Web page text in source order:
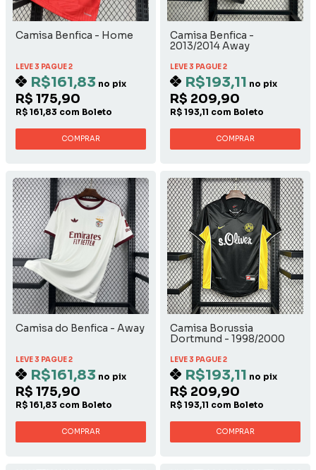
Camisa Benfica - Home
LEVE 3 PAGUE 2
R$161,83 no pix
R$ 175,90
R$ 161,83 com Boleto
COMPRAR
Camisa Benfica -
2013/2014 Away
LEVE 3 PAGUE 2
R$193,11 no pix
R$ 209,90
R$ 193,11 com Boleto
COMPRAR
Camisa do Benfica - Away
LEVE 3 PAGUE 2
R$161,83 no pix
R$ 175,90
R$ 161,83 com Boleto
COMPRAR
Camisa Borussia
Dortmund - 1998/2000
LEVE 3 PAGUE 2
R$193,11 no pix
R$ 209,90
R$ 193,11 com Boleto
COMPRAR